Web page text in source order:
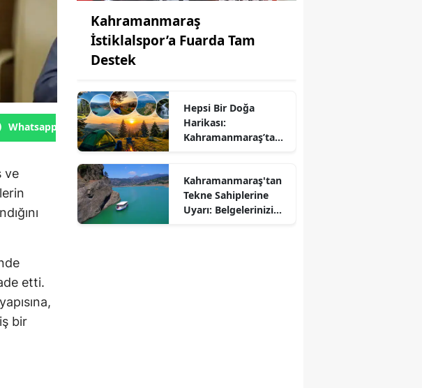
Whatsapp'tan Gönder
ve
etti.
bir
Kahramanmaraş
İstiklalspor’a Fuarda Tam
Destek
Hepsi Bir Doğa
Harikası:
Kahramanmaraş’ta
Güzel Alanlar
Kahramanmaraş'tan
Tekne Sahiplerine
Uyarı: Belgelerinizi